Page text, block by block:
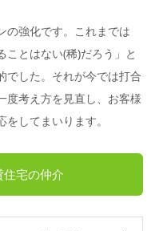
の強化です。これまでは
ことはない(稀)だろう」と
でした。それが今では打合
度考え方を見直し、お客様
してまいります。
宅の仲介